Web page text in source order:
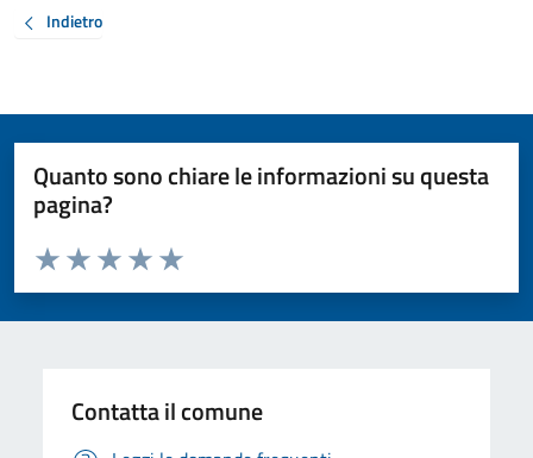
Indietro
Quanto sono chiare le informazioni su questa
pagina?
Valuta da 1 a 5 stelle la pagina
Valuta 5 stelle su 5
Valuta 4 stelle su 5
Valuta 3 stelle su 5
Valuta 2 stelle su 5
Valuta 1 stelle su 5
Contatta il comune